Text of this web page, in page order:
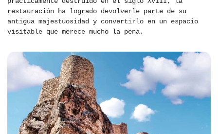
restauración ha logrado devolverle parte de su
antigua majestuosidad y convertirlo en un espacio
visitable que merece mucho la pena.